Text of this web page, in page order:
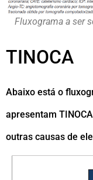
Fluxograma a ser
TINOCA
Abaixo está o
apresentam
outras causas de